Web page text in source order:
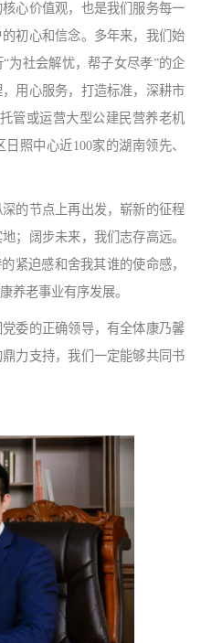
心价值观，也是我们服务每一
初心和信念。多年来，我们始
为社会解忧，帮子女尽孝”的企
用心服务，打造标准，深耕市
管或运营大型公建民营养老机
照中心近100家的湖南领先、
的节点上再出发，崭新的征程
；阔步未来，我们志存高远。
紧迫感和舍我其谁的使命感，
养老事业有序发展。
委的正确领导，有全体康乃馨
力支持，我们一定能够共同书